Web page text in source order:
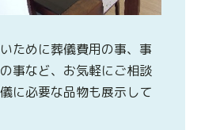
ために葬儀費用の事、事
事など、お気軽にご相談
に必要な品物も展示して